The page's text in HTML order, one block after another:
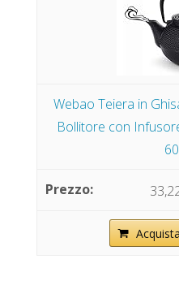
Webao Teiera in
Bollitore con